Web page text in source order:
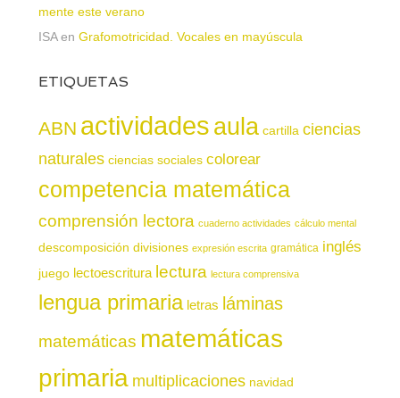
mente este verano
ISAen Grafomotricidad. Vocales en mayúscula
ETIQUETAS
ABN actividadesaula cartilla ciencias
naturales ciencias sociales colorear
competencia matemática
comprensión lectora cuaderno actividades cálculo mental
descomposición divisiones expresión escrita gramática inglés
juego lectoescritura lectura lectura comprensiva
lengua primaria letras láminas
matemáticas matemáticas
primaria multiplicaciones navidad